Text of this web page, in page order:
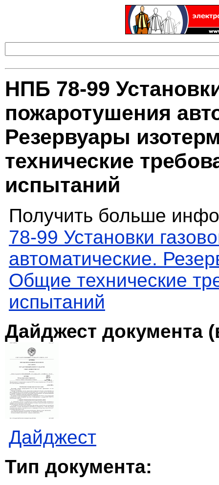
НПБ 78-99
пожаротушения
Резервуары
технические
испытаний
Получить больше
78-99 Установки
автоматические.
Общие технические
испытаний
Дайджест документа
Дайджест
Тип документа: